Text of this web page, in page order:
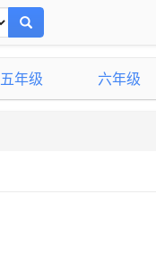
五年级 六年级